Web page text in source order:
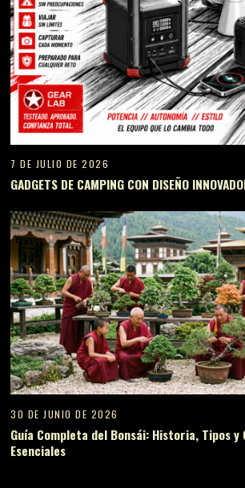
7 DE JULIO DE 2026
GADGETS DE CAMPING CON DISEÑO
30 DE JUNIO DE 2026
Guía Completa del Bonsái: Historia, Tipos y
Esenciales